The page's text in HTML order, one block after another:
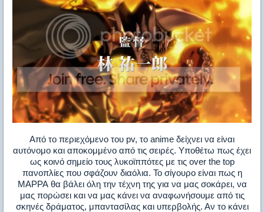
Από το περιεχόμενο του pv, το anime δείχνει να είναι
αυτόνομο και αποκομμένο από τις σειρές. Υποθέτω πως έχει
ως κοινό σημείο τους λυκοϊππότες με τις over the top
πανοπλίες που σφάζουν διαόλια. Το σίγουρο είναι πως η
MAPPA θα βάλει όλη την τέχνη της για να μας σοκάρει, να
μας πορώσει και να μας κάνει να αναφωνήσουμε από τις
σκηνές δράματος, μπαντασίλας και υπερβολής. Αν το κάνει